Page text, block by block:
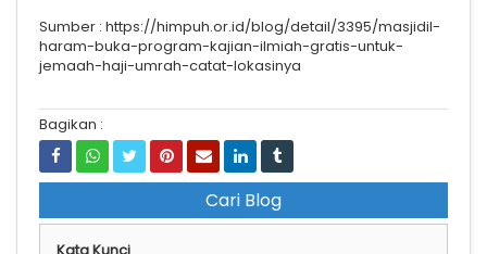
Sumber : https://himpuh.or.id/blog/detail/3395/masjidil-
haram-buka-program-kajian-ilmiah-gratis-untuk-
jemaah-haji-umrah-catat-lokasinya
Bagikan :
Cari Blog